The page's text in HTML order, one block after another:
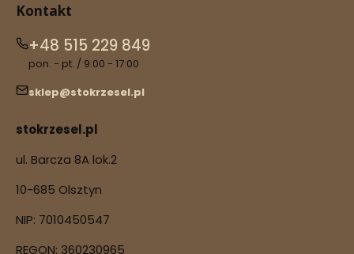
Kontakt
+48 515 229 849
pon. - pt. / 9:00 - 17:00
sklep@stokrzesel.pl
stokrzesel.pl
ul. Barcza 8A lok.2
10-685 Olsztyn
NIP: 7010450547
REGON: 360230965